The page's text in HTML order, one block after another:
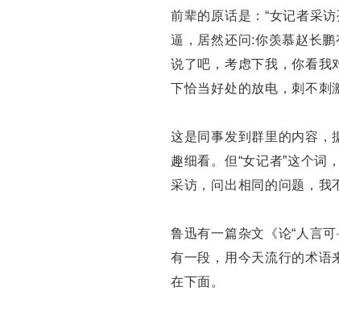
前辈的原话是：“女记者采
逼，居然还问:你羡慕赵长
说了吧，考虑下我，你看我
下恰当好处的放电，刺不刺
这是同事发到群里的内容，
趣细看。但“女记者”这个词
采访，问出相同的问题，我
鲁迅有一篇杂文《论“人言
有一段，用今天流行的术语
在下面。